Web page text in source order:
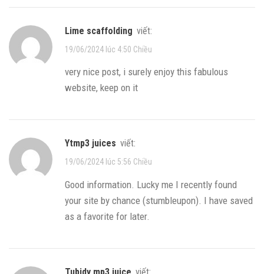
lime scaffolding viết:
19/06/2024 lúc 4:50 Chiều
very nice post, i surely enjoy this fabulous
website, keep on it
ytmp3 juices viết:
19/06/2024 lúc 5:56 Chiều
Good information. Lucky me I recently found
your site by chance (stumbleupon). I have saved
as a favorite for later.